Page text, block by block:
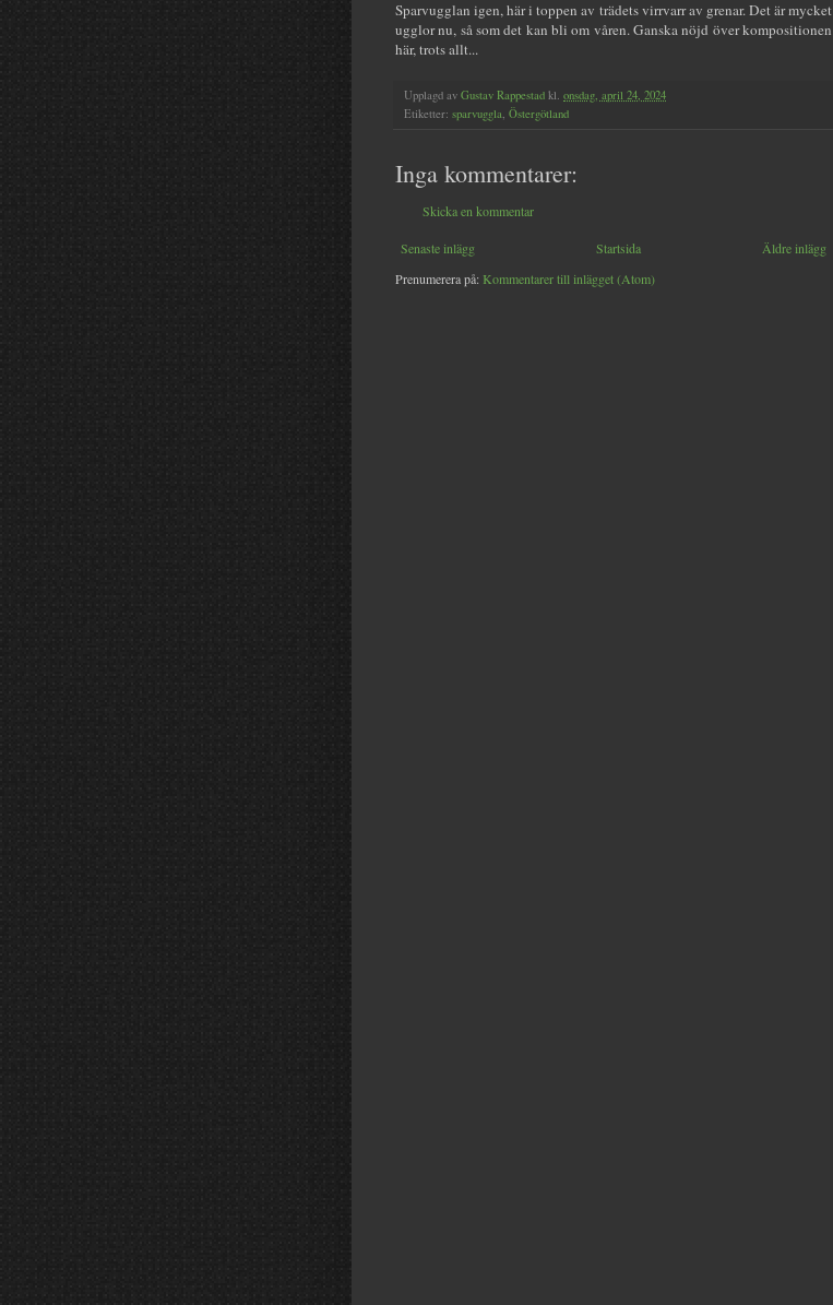
Sparvugglan igen, här i toppen av trädets virrvarr av grenar. Det är mycket
ugglor nu, så som det kan bli om våren. Ganska nöjd över kompositionen
här, trots allt...
Upplagd av Gustav Rappestad kl. onsdag, april 24, 2024
Etiketter: sparvuggla, Östergötland
Inga kommentarer:
Skicka en kommentar
Senaste inlägg Äldre inlägg
Startsida
Prenumerera på: Kommentarer till inlägget (Atom)